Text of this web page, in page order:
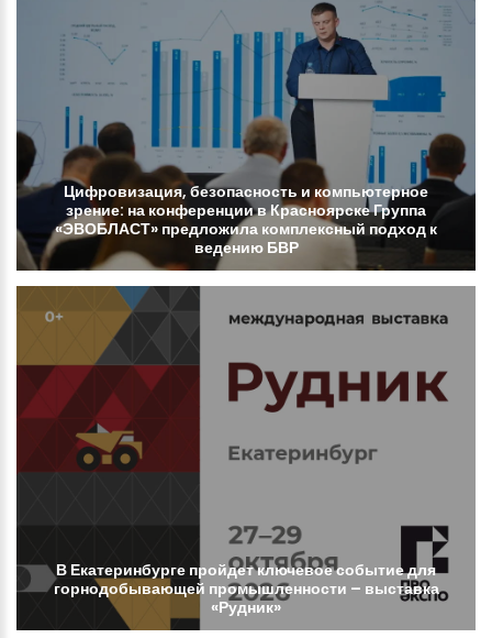
Цифровизация, безопасность и компьютерное
зрение: на конференциивКрасноярскеГруппа
«ЭВОБЛАСТ» предложила комплексный подход к
ведению БВР
В Екатеринбурге пройдетключевоесобытиедля
горнодобывающей промышленности – выставка
«Рудник»